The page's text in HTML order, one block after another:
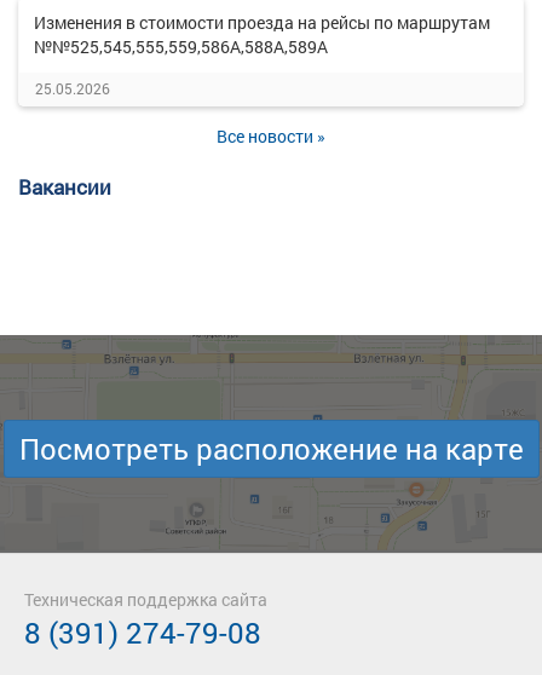
Изменения в стоимости проезда на рейсы по маршрутам
№№525,545,555,559,586А,588А,589А
25.05.2026
Все новости »
Вакансии
Посмотреть расположение на карте
Техническая поддержка сайта
8 (391) 274-79-08